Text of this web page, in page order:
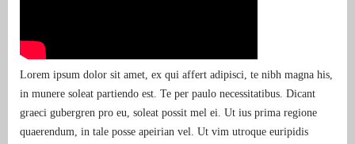
Lorem ipsum dolor sit amet, ex qui affert adipisci, te nibh magna his,
in munere soleat partiendo est. Te per paulo necessitatibus. Dicant
graeci gubergren pro eu, soleat possit mel ei. Ut ius prima regione
quaerendum, in tale posse apeirian vel. Ut vim utroque euripidis